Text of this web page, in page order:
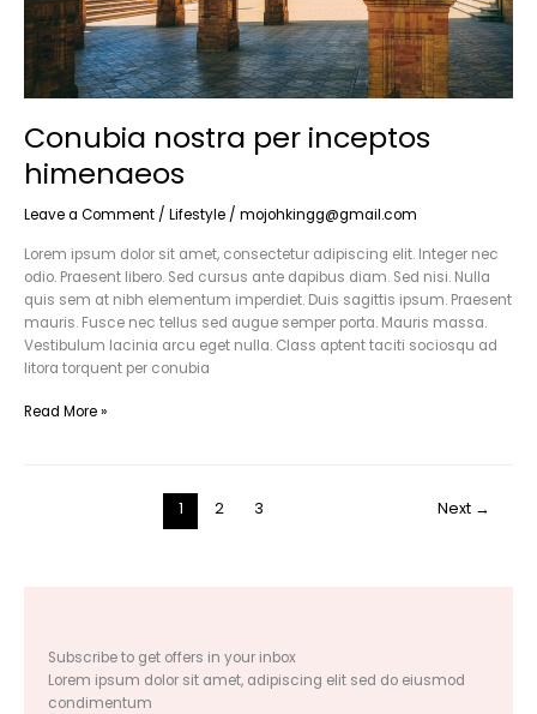
Conubia nostra per inceptos
himenaeos
Leave a Comment / Lifestyle / mojohkingg@gmail.com
Lorem ipsum dolor sit amet, consectetur adipiscing elit. Integer nec
odio. Praesent libero. Sed cursus ante dapibus diam. Sed nisi. Nulla
quis sem at nibh elementum imperdiet. Duis sagittis ipsum. Praesent
mauris. Fusce nec tellus sed augue semper porta. Mauris massa.
Vestibulum lacinia arcu eget nulla. Class aptent taciti sociosqu ad
litora torquent per conubia
Read More »
1 2 3 Next →
Subscribe to get offers in your inbox
Lorem ipsum dolor sit amet, adipiscing elit sed do eiusmod
condimentum